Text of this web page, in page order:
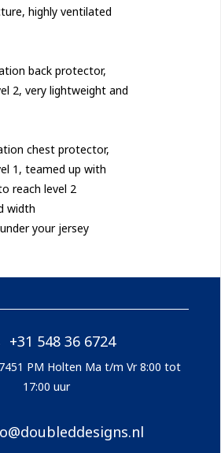
highly ventilated
back protector,
2, very lightweight and
chest protector,
1, teamed up with
reach level 2
width
your jersey
+31 548 36 6724
PM Holten Ma t/m Vr 8:00 tot
17:00 uur